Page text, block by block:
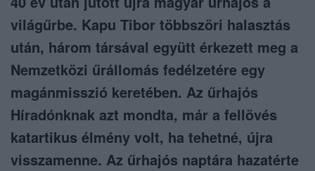
világűrbe. Kapu Tibor többszöri halasztás
után, három társával együtt érkezett meg a
Nemzetközi űrállomás fedélzetére egy
magánmisszió keretében. Az űrhajós
Híradónknak azt mondta, már a fellövés
katartikus élmény volt, ha tehetné, újra
visszamenne. Az űrhajós naptára hazatérte